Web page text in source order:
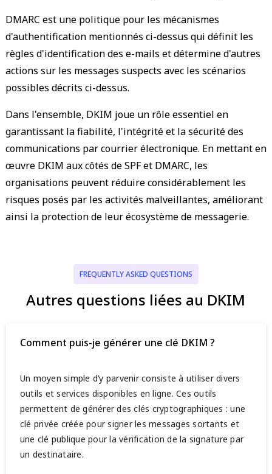
DMARC est une politique pour les mécanismes
d'authentification mentionnés ci-dessus qui définit les
règles d'identification des e-mails et détermine d'autres
actions sur les messages suspects avec les scénarios
possibles décrits ci-dessus.
Dans l'ensemble, DKIM joue un rôle essentiel en
garantissant la fiabilité, l'intégrité et la sécurité des
communications par courrier électronique. En mettant en
œuvre DKIM aux côtés de SPF et DMARC, les
organisations peuvent réduire considérablement les
risques posés par les activités malveillantes, améliorant
ainsi la protection de leur écosystème de messagerie.
FREQUENTLY ASKED QUESTIONS
Autres questions liées au DKIM
Comment puis-je générer une clé DKIM ?
Un moyen simple d’y parvenir consiste à utiliser divers
outils et services disponibles en ligne. Ces outils
permettent de générer des clés cryptographiques : une
clé privée créée pour signer les messages sortants et
une clé publique pour la vérification de la signature par
un destinataire.